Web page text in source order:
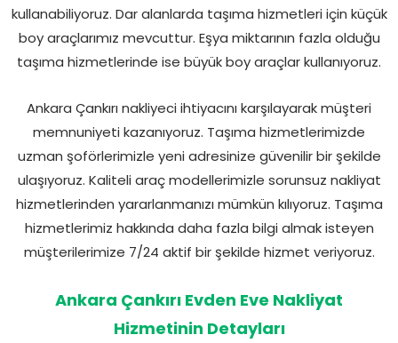
kullanabiliyoruz. Dar alanlarda taşıma hizmetleri için küçük
boy araçlarımız mevcuttur. Eşya miktarının fazla olduğu
taşıma hizmetlerinde ise büyük boy araçlar kullanıyoruz.
Ankara Çankırı nakliyeci ihtiyacını karşılayarak müşteri
memnuniyeti kazanıyoruz. Taşıma hizmetlerimizde
uzman şoförlerimizle yeni adresinize güvenilir bir şekilde
ulaşıyoruz. Kaliteli araç modellerimizle sorunsuz nakliyat
hizmetlerinden yararlanmanızı mümkün kılıyoruz. Taşıma
hizmetlerimiz hakkında daha fazla bilgi almak isteyen
müşterilerimize 7/24 aktif bir şekilde hizmet veriyoruz.
Ankara Çankırı Evden Eve Nakliyat
Hizmetinin Detayları